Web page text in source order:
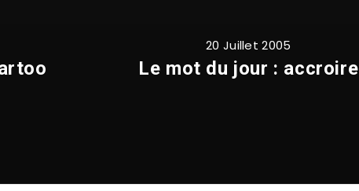
20 Juillet 2005
Le mot du jour : accroire